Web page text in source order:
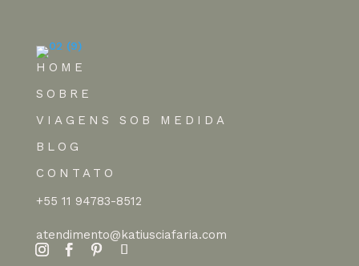
HOME
SOBRE
VIAGENS SOB MEDIDA
BLOG
CONTATO
+55 11 94783-8512
atendimento@katiusciafaria.com